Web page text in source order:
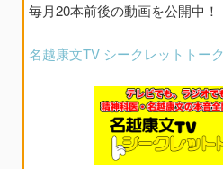
毎月20本前後の動画を公開中！
名越康文TV シークレットトーク